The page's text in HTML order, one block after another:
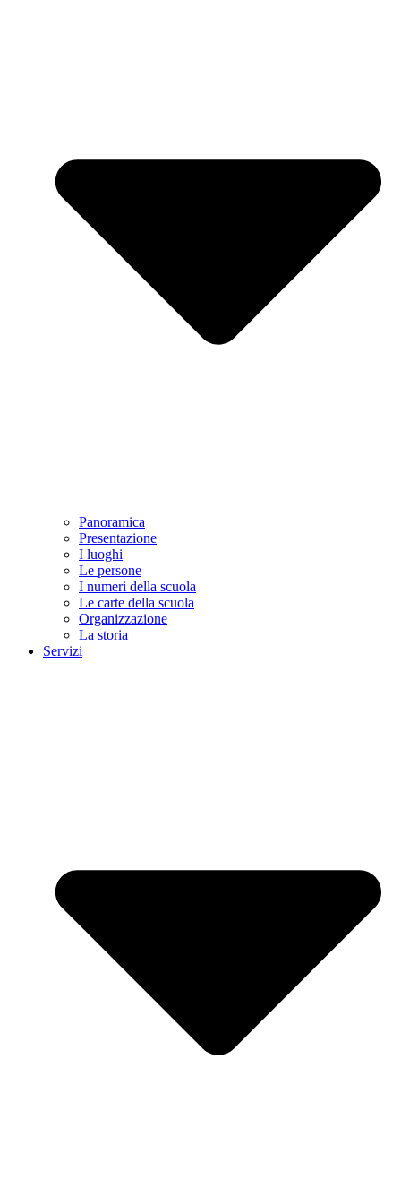
Panoramica
Presentazione
I luoghi
Le persone
I numeri della scuola
Le carte della scuola
Organizzazione
La storia
Servizi